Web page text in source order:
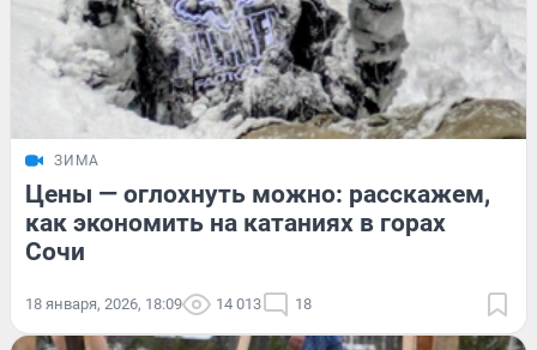
ЗИМА
Цены — оглохнуть можно: расскажем,
как экономить на катаниях в горах
Сочи
18 января, 2026, 18:09 14 013 18